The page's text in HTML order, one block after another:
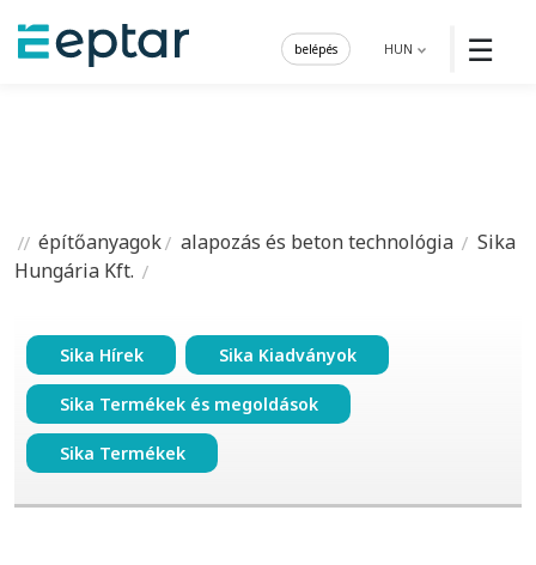
☰
HUN
belépés
építőanyagok alapozás és beton technológia
Sika
Hungária Kft.
Sika Hírek Sika Kiadványok
Sika Termékek és megoldások
Sika Termékek